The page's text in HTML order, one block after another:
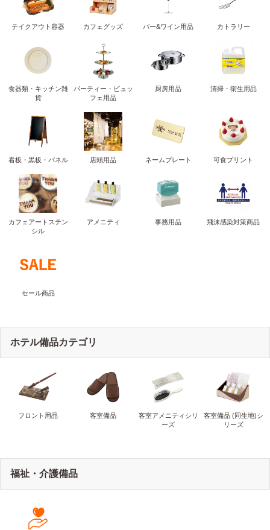
テイクアウト容器 カフェグッズ バー&ワイン用品 カトラリー
食器類・キッチン雑
貨
パーティー・ビュッ
フェ用品
厨房用品 清掃・衛生用品
看板・黒板・パネル 店頭用品 ネームプレート 可食プリント
カフェアートステン
シル
アメニティ 事務用品 飛沫感染対策商品
セール商品
ホテル備品カテゴリ
フロント用品 客室備品
客室アメニティシリ
ーズ
客室備品 (同生地)シ
リーズ
福祉・介護備品